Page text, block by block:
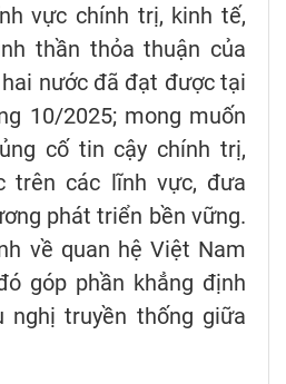
vực chính trị, kinh tế,
thần thỏa thuận của
nước đã đạt được tại
10/2025; mong muốn
cố tin cậy chính trị,
trên các lĩnh vực, đưa
phát triển bền vững.
về quan hệ Việt Nam
góp phần khẳng định
nghị truyền thống giữa